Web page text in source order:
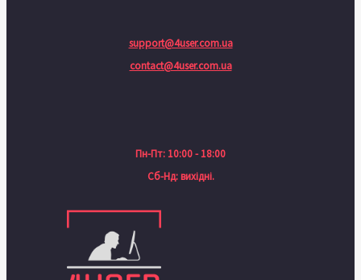
support@4user.com.ua
contact@4user.com.ua
Пн-Пт: 10:00 - 18:00
Сб-Нд: вихідні.